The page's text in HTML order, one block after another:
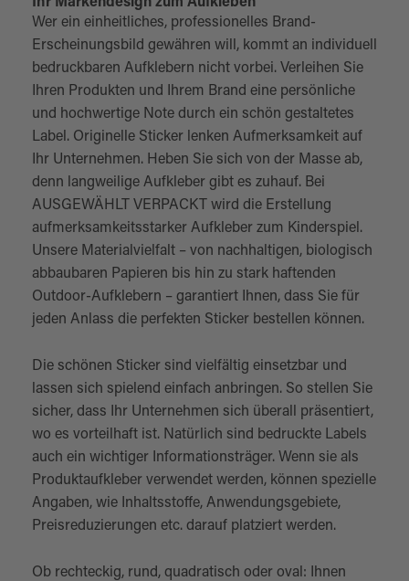
Wer ein einheitliches, professionelles Brand-
Erscheinungsbild gewähren will, kommt an individuell
bedruckbaren Aufklebern nicht vorbei. Verleihen Sie
Ihren Produkten und Ihrem Brand eine persönliche
und hochwertige Note durch ein schön gestaltetes
Label. Originelle Sticker lenken Aufmerksamkeit auf
Ihr Unternehmen. Heben Sie sich von der Masse ab,
denn langweilige Aufkleber gibt es zuhauf. Bei
AUSGEWÄHLT VERPACKT wird die Erstellung
aufmerksamkeitsstarker Aufkleber zum Kinderspiel.
Unsere Materialvielfalt – von nachhaltigen, biologisch
abbaubaren Papieren bis hin zu stark haftenden
Outdoor-Aufklebern – garantiert Ihnen, dass Sie für
jeden Anlass die perfekten Sticker bestellen können.
Die schönen Sticker sind vielfältig einsetzbar und
lassen sich spielend einfach anbringen. So stellen Sie
sicher, dass Ihr Unternehmen sich überall präsentiert,
wo es vorteilhaft ist. Natürlich sind bedruckte Labels
auch ein wichtiger Informationsträger. Wenn sie als
Produktaufkleber verwendet werden, können spezielle
Angaben, wie Inhaltsstoffe, Anwendungsgebiete,
Preisreduzierungen etc. darauf platziert werden.
Ob rechteckig, rund, quadratisch oder oval: Ihnen